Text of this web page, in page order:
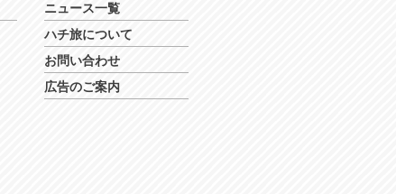
ニュース一覧
ハチ旅について
お問い合わせ
広告のご案内